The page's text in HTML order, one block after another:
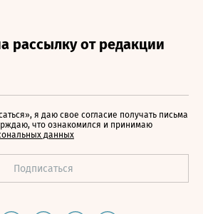
я даю свое согласие получать письма
что ознакомился и принимаю
данных